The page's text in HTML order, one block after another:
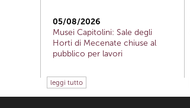
05/08/2026
Musei Capitolini: Sale degli
Horti di Mecenate chiuse al
pubblico per lavori
leggi tutto